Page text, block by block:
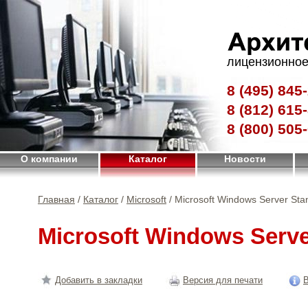
8 (495)
8 (812)
8 (800)
О компании Каталог Новости
Главная / Каталог / Microsoft / Microsoft Windows Server
Microsoft Windows
Добавить в закладки Версия для печати